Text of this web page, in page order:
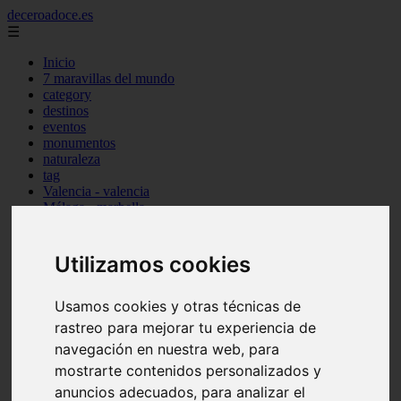
Utilizamos cookies
Usamos cookies y otras técnicas de
rastreo para mejorar tu experiencia de
navegación en nuestra web, para
mostrarte contenidos personalizados y
anuncios adecuados, para analizar el
deceroadoce.es
☰
Inicio
7 maravillas del mundo
category
destinos
eventos
monumentos
naturaleza
tag
Valencia - valencia
Málaga - marbella
Sevilla - bormujos
Santa-cruz-de-tenerife - santiago-del-teide
Murcia - murcia
Alicante - benidorm
Alicante - finestrat
Almería - mojácar
Alicante - orihuela
Huesca - jaca